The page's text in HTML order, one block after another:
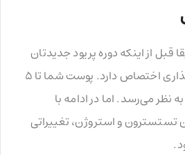
قبل از اینکه دوره پریود جدیدتان
آغاز شود به فاز تخمک گذاری اختصاص دارد. پوست شما تا ۵
نظر می‌رسد. اما در ادامه با
و استروژن، تغییراتی